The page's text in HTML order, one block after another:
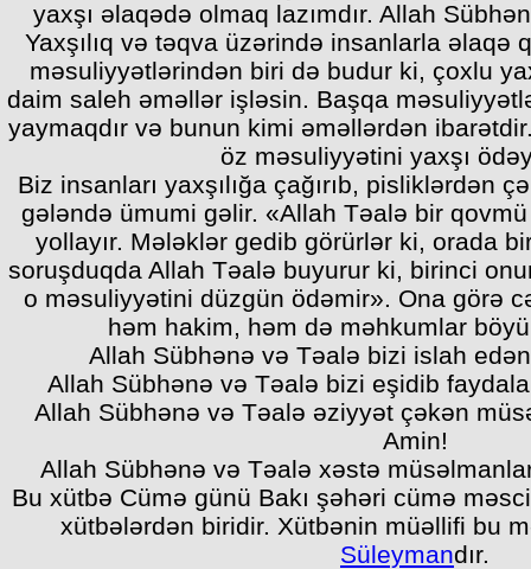
yaxşı əlaqədə olmaq lazımdır. Allah
Yaxşılıq və təqva üzərində insanlarla əlaqə
məsuliyyətlərindən biri də budur ki, çoxlu
daim saleh əməllər işləsin. Başqa
yaymaqdır və bunun kimi əməllərdən
öz məsuliyyətini yaxşı
Biz insanları yaxşılığa çağırıb, pisliklərdən
gələndə ümumi gəlir. «Allah Təalə bir
yollayır. Mələklər gedib görürlər ki, orada
soruşduqda Allah Təalə buyurur ki, birinci
o məsuliyyətini düzgün ödəmir». Ona görə
həm hakim, həm də məhkumlar
Allah Sübhənə və Təalə bizi islah
Allah Sübhənə və Təalə bizi eşidib
Allah Sübhənə və Təalə əziyyət çəkən
Amin!
Allah Sübhənə və Təalə xəstə
Bu xütbə Cümə günü Bakı şəhəri cümə
xütbələrdən biridir. Xütbənin müəllifi bu
Süleymandır.